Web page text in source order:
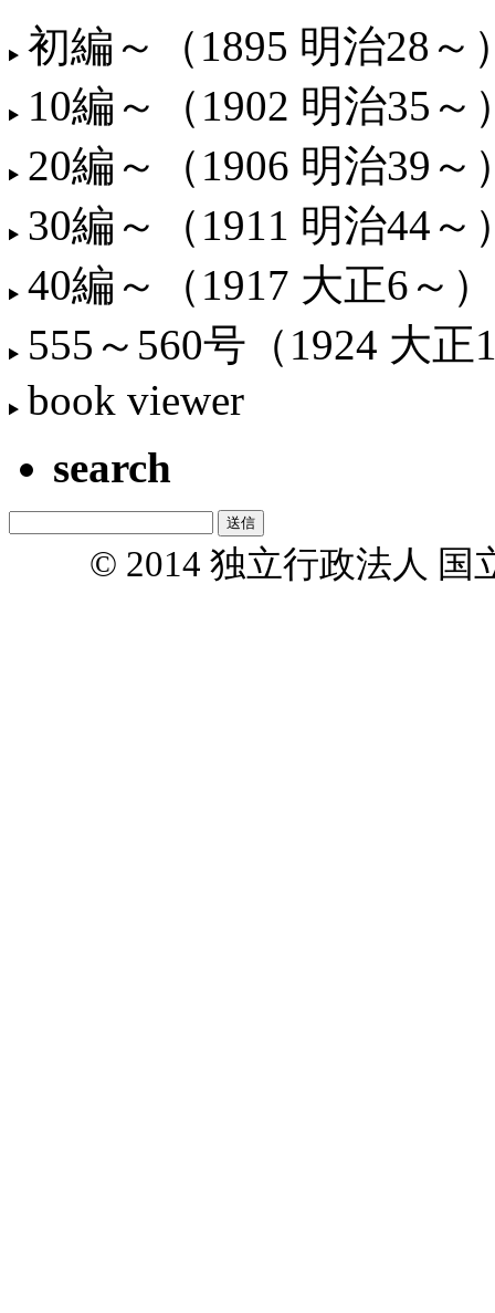
初編～（1895 明治28～
10編～（1902 明治35～
20編～（1906 明治39～
30編～（1911 明治44～
40編～（1917 大正6～）
555～560号（1924 大正
book viewer
search
© 2014 独立行政法人 国